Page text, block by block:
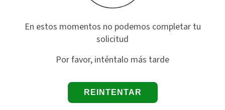
En estos momentos no podemos completar tu
solicitud
Por favor, inténtalo más tarde
REINTENTAR